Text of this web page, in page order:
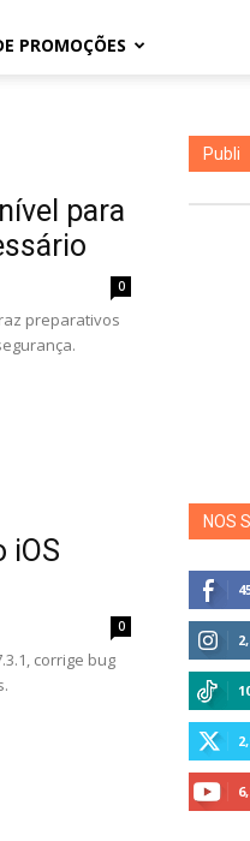
PROMOÇÕES
para
0
preparativos
iOS
0
corrige bug
Publi
NOS